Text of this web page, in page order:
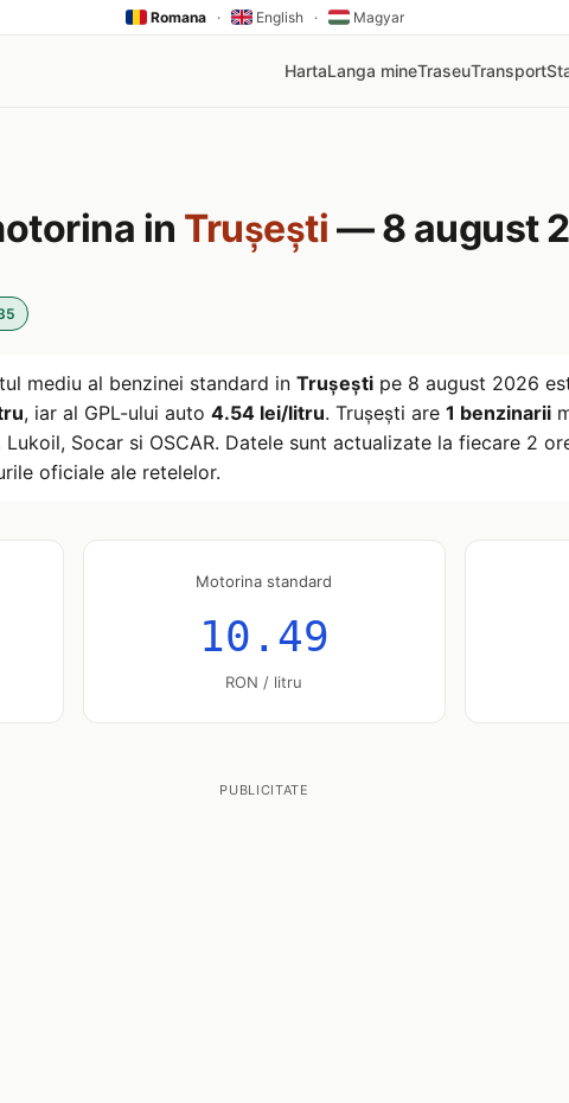
Romana · English · Magyar
HartaLanga mineTraseuTransport
in Trușești — 8 august
mediu al benzinei standard in Trușești pe 8 august 2026
, iar al GPL-ului auto 4.54 lei/litru. Trușești are 1 benzinarii
Lukoil, Socar si OSCAR. Datele sunt actualizate la fiecare 2
oficiale ale retelelor.
Motorina standard
10.49
RON / litru
PUBLICITATE